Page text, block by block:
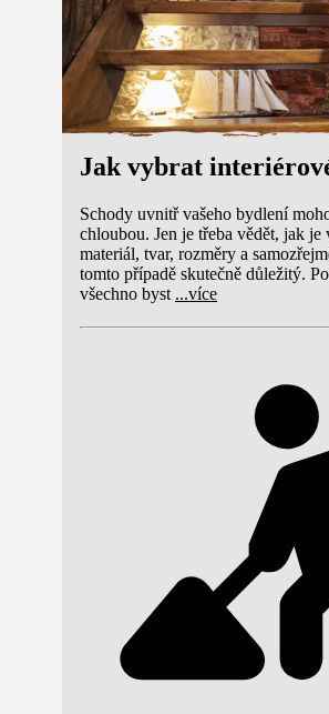
Jak vybrat
Schody uvnitř vašeho bydlení
chloubou. Jen je třeba vědět, jak
materiál, tvar, rozměry a
tomto případě skutečně důležitý.
všechno byst ...více